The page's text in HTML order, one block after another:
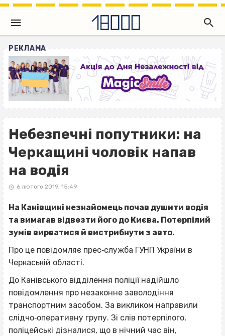
РЕКЛАМА
Небезпечні попутники: на
Черкащині чоловік напав
на водія
6 лютого 2019, 15:49
На Канівщині незнайомець почав душити водія
та вимагав відвезти його до Києва. Потерпілий
зумів вирватися й вистрибнути з авто.
Про це повідомляє прес‐служба ГУНП України в
Черкаській області.
До Канівського відділення поліції надійшло
повідомлення про незаконне заволодіння
транспортним засобом. За викликом направили
слідчо‐оперативну групу. Зі слів потерпілого,
поліцейські дізналися, що в нічний час він,